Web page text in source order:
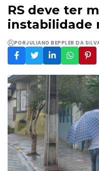
RS deve ter
instabilidade
PORJULIANO BEPPLER DA